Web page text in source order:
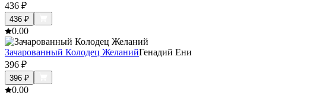
436 ₽
436 ₽
0.00
Зачарованный Колодец ЖеланийГенадий Ени
396 ₽
396 ₽
0.00